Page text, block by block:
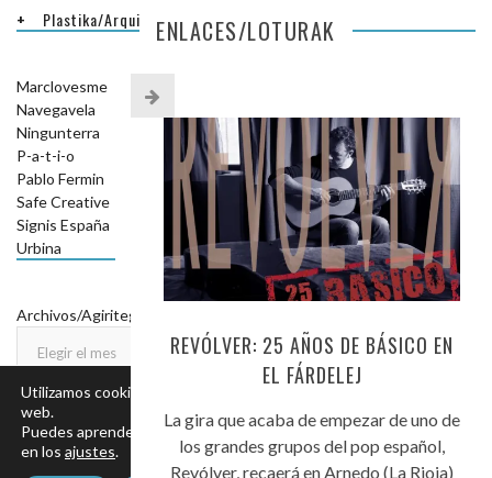
Plastika/ArquitecturaENLACES/LOTURAK
Marclovesme
Navegavela
Ningunterra
P-a-t-i-o
Pablo Fermin
Safe Creative
Signis España
Urbina
ARCHIVOS/AGIRITEGIAK
Archivos/Agiritegiak
REVÓLVER: 25 AÑOS DE BÁSICO EN
EL FÁRDELEJ
La gira que acaba de empezar de uno de
los grandes grupos del pop español,
Revólver, recaerá en Arnedo (La Rioja)
Utilizamos cookies para ofrecerte la mejor experiencia en nuestra
web.
Puedes aprender más sobre qué cookies utilizamos o desactivarlas
en los ajustes.